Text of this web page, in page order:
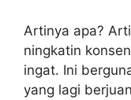
Artinya apa?
ningkatin
ingat. Ini
yang lagi